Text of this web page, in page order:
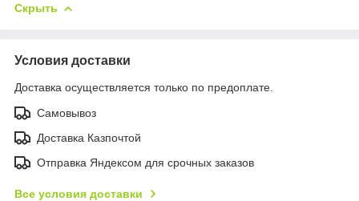
Скрыть
Условия доставки
Доставка осуществляется только по предоплате.
Самовывоз
Доставка Казпочтой
Отправка Яндексом для срочных заказов
Все условия доставки